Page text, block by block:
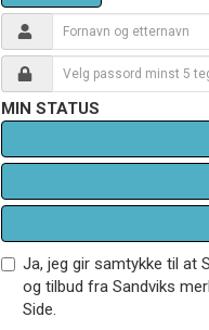
MIN STATUS
Ja, jeg gir samtykke til at
og tilbud fra Sandviks
Side.